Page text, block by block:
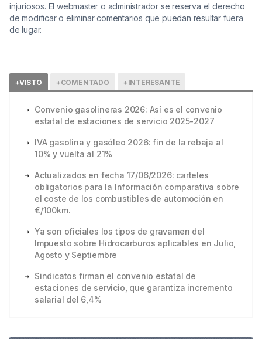
injuriosos. El webmaster o administrador se reserva el derecho
de modificar o eliminar comentarios que puedan resultar fuera
de lugar.
+VISTO +COMENTADO +INTERESANTE
Convenio gasolineras 2026: Así es el convenio
estatal de estaciones de servicio 2025-2027
IVA gasolina y gasóleo 2026: fin de la rebaja al
10% y vuelta al 21%
Actualizados en fecha 17/06/2026: carteles
obligatorios para la Información comparativa sobre
el coste de los combustibles de automoción en
€/100km.
Ya son oficiales los tipos de gravamen del
Impuesto sobre Hidrocarburos aplicables en Julio,
Agosto y Septiembre
Sindicatos firman el convenio estatal de
estaciones de servicio, que garantiza incremento
salarial del 6,4%